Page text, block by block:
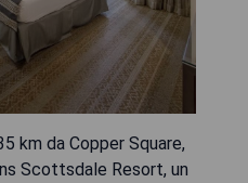
km da Copper Square,
Scottsdale Resort, un